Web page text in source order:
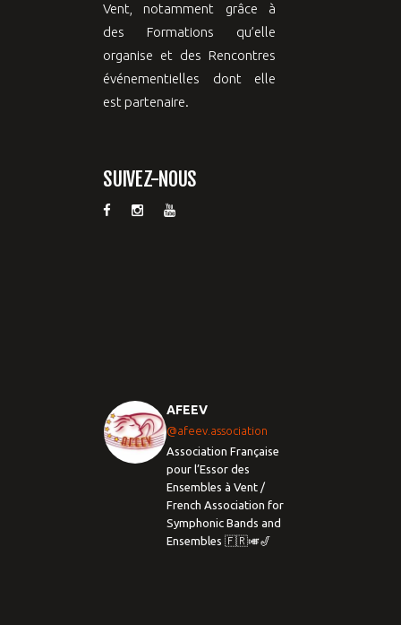
Vent, notamment grâce à
des Formations qu’elle
organise et des Rencontres
événementielles dont elle
est partenaire.
SUIVEZ-NOUS
AFEEV
@afeev.association
Association Française
pour l’Essor des
Ensembles à Vent /
French Association for
Symphonic Bands and
Ensembles 🇫🇷🎺🎷